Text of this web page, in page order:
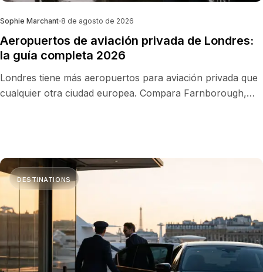
Sophie Marchant 8 de agosto de 2026
Aeropuertos de aviación privada de Londres:
la guía completa 2026
Londres tiene más aeropuertos para aviación privada que
cualquier otra ciudad europea. Compara Farnborough,
DESTINATIONS